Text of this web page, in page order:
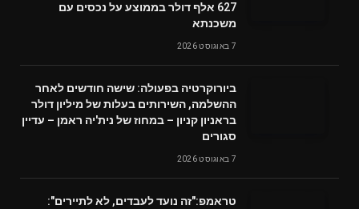
627 אלף דולר בממוצע על נכסים עם
משכנתא
7 באוגוסט 2026
ביורוקרטיה בפעולה: שישה חודשים לאחר
ההשלמה, השירותים בעלות של מיליון דולר
בראניון קניון – במחוז של נית'יה ראמן – עדיין
סגורים
7 באוגוסט 2026
טראמפ:"זה נועד לעבדים, לא לתיירים":